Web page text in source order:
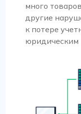
много
другие
к потере
юридическим